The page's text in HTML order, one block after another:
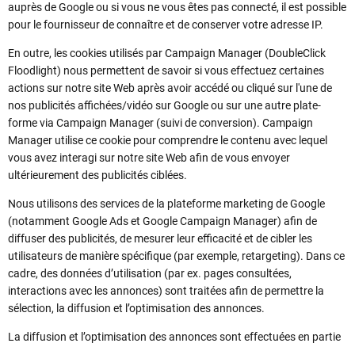
auprès de Google ou si vous ne vous êtes pas connecté, il est possible
pour le fournisseur de connaître et de conserver votre adresse IP.
En outre, les cookies utilisés par Campaign Manager (DoubleClick
Floodlight) nous permettent de savoir si vous effectuez certaines
actions sur notre site Web après avoir accédé ou cliqué sur l'une de
nos publicités affichées/vidéo sur Google ou sur une autre plate-
forme via Campaign Manager (suivi de conversion). Campaign
Manager utilise ce cookie pour comprendre le contenu avec lequel
vous avez interagi sur notre site Web afin de vous envoyer
ultérieurement des publicités ciblées.
Nous utilisons des services de la plateforme marketing de Google
(notamment Google Ads et Google Campaign Manager) afin de
diffuser des publicités, de mesurer leur efficacité et de cibler les
utilisateurs de manière spécifique (par exemple, retargeting). Dans ce
cadre, des données d’utilisation (par ex. pages consultées,
interactions avec les annonces) sont traitées afin de permettre la
sélection, la diffusion et l’optimisation des annonces.
La diffusion et l’optimisation des annonces sont effectuées en partie